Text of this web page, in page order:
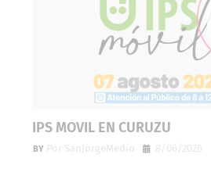
IPS MOVIL EN CURUZU
Por SanJorgeMedio 8/06/2026